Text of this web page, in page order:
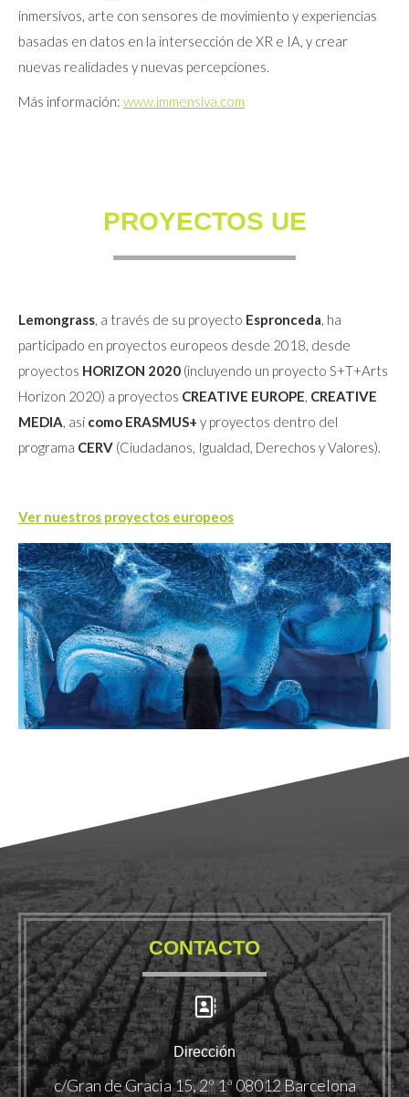
inmersivos, arte con sensores de movimiento y experiencias
basadas en datos en la intersección de XR e IA, y crear
nuevas realidades y nuevas percepciones.
Más información: www.immensiva.com
PROYECTOS UE
Lemongrass, a través de su proyecto Espronceda, ha
participado en proyectos europeos desde 2018, desde
proyectos HORIZON 2020 (incluyendo un proyecto S+T+Arts
Horizon 2020) a proyectos CREATIVE EUROPE, CREATIVE
MEDIA, así como ERASMUS+ y proyectos dentro del
programa CERV (Ciudadanos, Igualdad, Derechos y Valores).
Ver nuestros proyectos europeos
CONTACTO
Dirección
c/Gran de Gracia 15, 2º 1ª 08012 Barcelona